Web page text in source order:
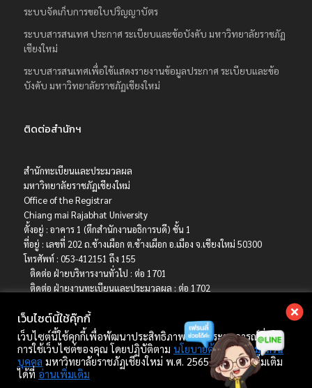
ระบบจัดเก็บการขอใบปริญญาบัตร
ระบบสารสนเทศ ประกาศ ระเบียบและข้อบังคับ มหาวิทยาลัยราชภัฏ
เชียงใหม่
ระบบสารสนเทศเพื่อใช้แสดงรายงานข้อมูลประกาศ ระเบียบและข้อ
บังคับ มหาวิทยาลัยราชภัฏเชียงใหม่
ติดต่อสำนักฯ
สำนักทะเบียนและประมวลผล
มหาวิทยาลัยราชภัฏเชียงใหม่
Office of the Registrar
Chiang mai Rajabhat University
ตั้งอยู่ : อาคาร 1 (ตึกสำนักงานอธิการบดี) ชั้น 1
ที่อยู่ : เลขที่ 202 ถ.ช้างเผือก ต.ช้างเผือก อ.เมือง จ.เชียงใหม่ 50300
โทรศัพท์ : 053-412151 ถึง 155
ติดต่อ ฝ่ายบริหารงานทั่วไป : ต่อ 1701
ติดต่อ ฝ่ายงานทะเบียนและประมวลผล : ต่อ 1702
ติดต่อ ฝ่ายรับเข้าศึกษา : ต่อ 1704
เบอร์มือถือ : 06-4786-8392
E-mail : registrar@cmru.ac.th
เว็บไซต์นี้ใช้คุ๊กกี้
เว็บไซต์นี้ใช้คุกกี้เพื่อพัฒนาประสิทธิภาพ และประสบการณ์ที่ดีใน
การใช้เว็บไซต์ของคุณ โดยปฏิบัติตาม นโยบายคุ้มครองข้อมูลส่วน
บุคคล มหาวิทยาลัยราชภัฏเชียงใหม่ พ.ศ. 2565 ศึกษาเพิ่มเติม
ได้ที่ อ่านเพิ่มเติม